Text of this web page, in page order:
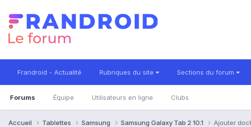
Frandroid - Actualité Rubriques du site Sections du forum
Forums Équipe Utilisateurs en ligne Clubs
Accueil Tablettes Samsung Samsung Galaxy Tab 2 10.1 Ajouter